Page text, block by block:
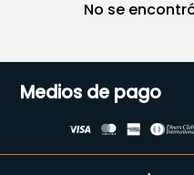
No se
Medios de pago